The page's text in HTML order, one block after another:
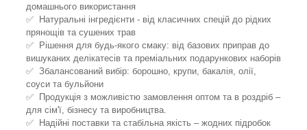
домашнього використання
✅ Натуральні інгредієнти - від класичних спецій до рідких
прянощів та сушених трав
✅ Рішення для будь-якого смаку: від базових приправ до
вишуканих делікатесів та преміальних подарункових наборів
✅ Збалансований вибір: борошно, крупи, бакалія, олії,
соуси та бульйони
✅ Продукція з можливістю замовлення оптом та в роздріб –
для сім'ї, бізнесу та виробництва.
✅ Надійні поставки та стабільна якість – жодних підробок